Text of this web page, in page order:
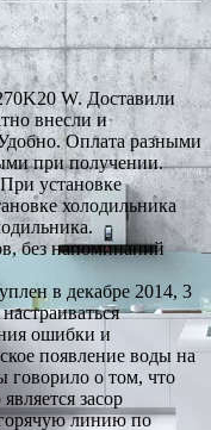
W. Доставили
внесли и
Оплата разными
при получении.
установке
холодильника
без напоминаний
в декабре 2014, 3
ошибки и
появление воды на
говорило о том, что
засор
линию по